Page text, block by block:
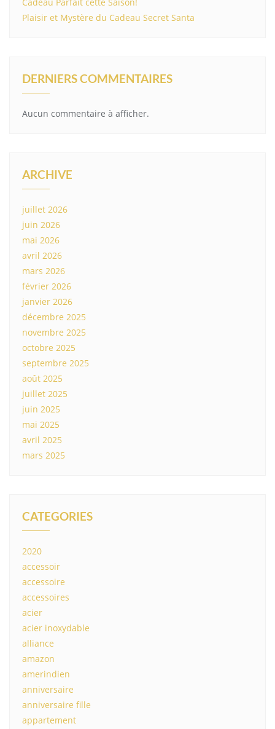
Plaisir et Mystère du Cadeau Secret Santa
DERNIERS COMMENTAIRES
Aucun commentaire à afficher.
ARCHIVE
juillet 2026
juin 2026
mai 2026
avril 2026
mars 2026
février 2026
janvier 2026
décembre 2025
novembre 2025
octobre 2025
septembre 2025
août 2025
juillet 2025
juin 2025
mai 2025
avril 2025
mars 2025
CATEGORIES
2020
accessoir
accessoire
accessoires
acier
acier inoxydable
alliance
amazon
amerindien
anniversaire
anniversaire fille
appartement